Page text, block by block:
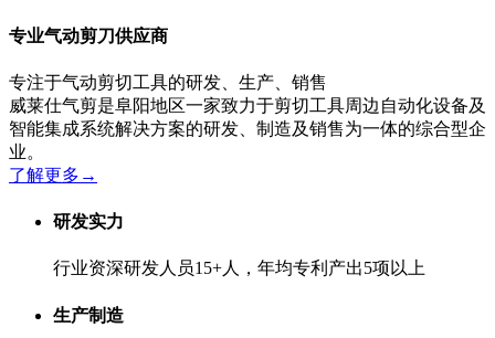
专业气动剪刀供应商
专注于气动剪切工具的研发、生产、销售
威莱仕气剪是阜阳地区一家致力于剪切工具周边自动化设备及
智能集成系统解决方案的研发、制造及销售为一体的综合型企
业。
了解更多 →
研发实力
行业资深研发人员15+人，年均专利产出5项以上
生产制造